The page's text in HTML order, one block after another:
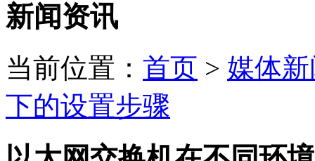
新闻资讯
当前位置： 首页 > 媒体
下的设置步骤